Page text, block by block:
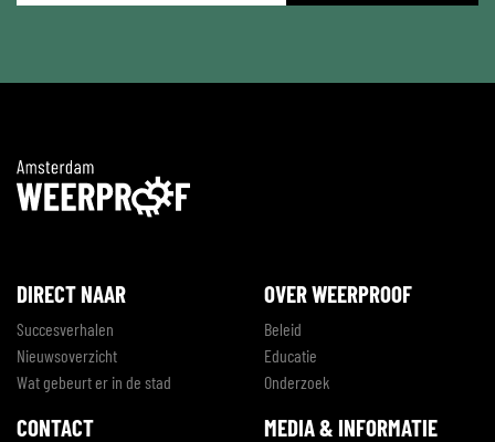
DIRECT NAAR
Succesverhalen
Nieuwsoverzicht
Wat gebeurt er in de stad
OVER WEERPROOF
Beleid
Educatie
Onderzoek
CONTACT MEDIA & INFORMATIE